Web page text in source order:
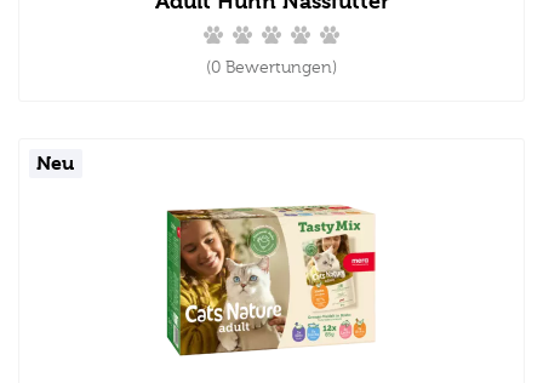
(0 Bewertungen)
Neu